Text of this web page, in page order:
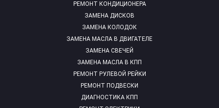
РЕМОНТ КОНДИЦИОНЕРА
ЗАМЕНА ДИСКОВ
ЗАМЕНА КОЛОДОК
ЗАМЕНА МАСЛА В ДВИГАТЕЛЕ
ЗАМЕНА СВЕЧЕЙ
ЗАМЕНА МАСЛА В КПП
РЕМОНТ РУЛЕВОЙ РЕЙКИ
РЕМОНТ ПОДВЕСКИ
ДИАГНОСТИКА КПП